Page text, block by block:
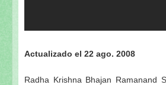
Actualizado el 22 ago. 2008
Radha Krishna Bhajan Ramanand